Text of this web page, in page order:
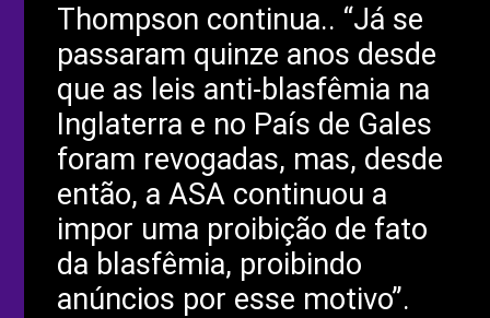
Thompson continua.. “Já se
passaram quinze anos desde
que as leis anti-blasfêmia na
Inglaterra e no País de Gales
foram revogadas, mas, desde
então, a ASA continuou a
impor uma proibição de fato
da blasfêmia, proibindo
anúncios por esse motivo”.